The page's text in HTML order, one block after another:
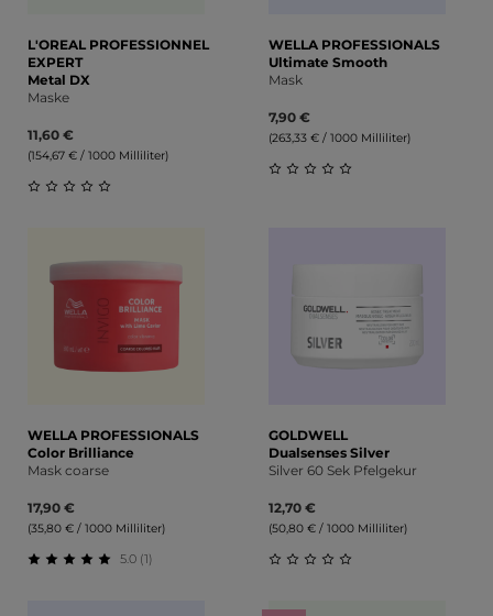
L'OREAL PROFESSIONNEL
EXPERT
Metal DX
Maske
11,60 €
(154,67 € / 1000 Milliliter)
WELLA PROFESSIONALS
Ultimate Smooth
Mask
7,90 €
(263,33 € / 1000 Milliliter)
WELLA PROFESSIONALS
Color Brilliance
Mask coarse
17,90 €
(35,80 € / 1000 Milliliter)
5.0 (1)
GOLDWELL
Dualsenses Silver
Silver 60 Sek Pfelgekur
12,70 €
(50,80 € / 1000 Milliliter)